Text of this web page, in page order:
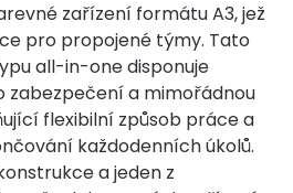
zařízení formátu A3, jež
pro propojené týmy. Tato
all-in-one disponuje
zabezpečení a mimořádnou
flexibilní způsob práce a
každodenních úkolů.
a jeden z